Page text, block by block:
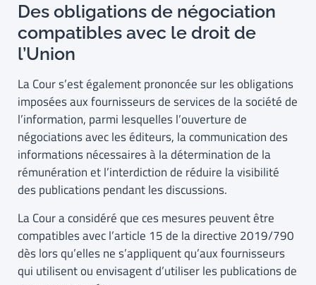
Des obligations de négociation
compatibles avec le droit de
l’Union
La Cour s’est également prononcée sur les obligations
imposées aux fournisseurs de services de la société de
l’information, parmi lesquelles l’ouverture de
négociations avec les éditeurs, la communication des
informations nécessaires à la détermination de la
rémunération et l’interdiction de réduire la visibilité
des publications pendant les discussions.
La Cour a considéré que ces mesures peuvent être
compatibles avec l’article 15 de la directive 2019/790
dès lors qu’elles ne s’appliquent qu’aux fournisseurs
qui utilisent ou envisagent d’utiliser les publications de